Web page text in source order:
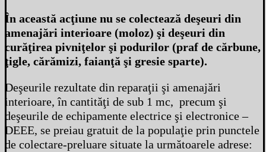
În această acţiune nu se colectează deşeuri din
amenajări interioare (moloz) şi deşeuri din
curăţirea pivniţelor şi podurilor (praf de cărbune,
ţigle, cărămizi, faianţă şi gresie sparte).
Deşeurile rezultate din reparaţii şi amenajări
interioare, în cantităţi de sub 1 mc, precum şi
deşeurile de echipamente electrice şi electronice –
DEEE, se preiau gratuit de la populaţie prin punctele
de colectare-preluare situate la următoarele adrese: